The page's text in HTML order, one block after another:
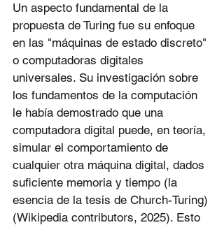
Un aspecto fundamental de la
propuesta de Turing fue su enfoque
en las "máquinas de estado discreto"
o computadoras digitales
universales. Su investigación sobre
los fundamentos de la computación
le había demostrado que una
computadora digital puede, en teoría,
simular el comportamiento de
cualquier otra máquina digital, dados
suficiente memoria y tiempo (la
esencia de la tesis de Church-Turing)
(Wikipedia contributors, 2025). Esto